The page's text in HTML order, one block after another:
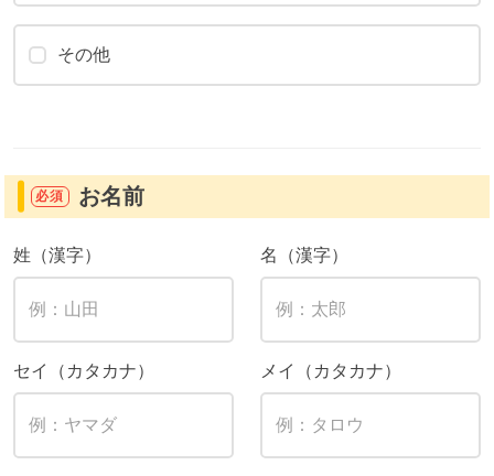
その他
必須 お名前
姓（漢字） 名（漢字）
セイ（カタカナ） メイ（カタカナ）